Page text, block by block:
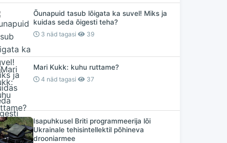
Õunapuid tasub lõigata ka suvel! Miks ja
kuidas seda õigesti teha?
3 näd tagasi 39
Mari Kukk: kuhu ruttame?
4 näd tagasi 37
Isapuhkusel Briti programmeerija lõi
Ukrainale tehisintellektil põhineva
drooniarmee